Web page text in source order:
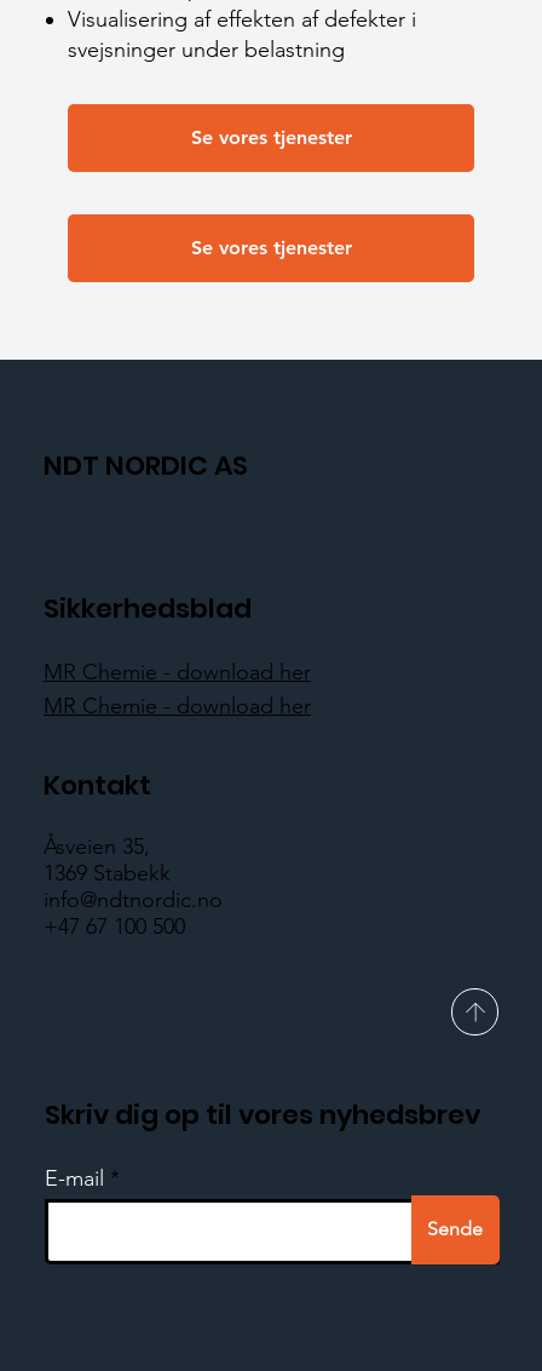
Visualisering af effekten af defekter i
svejsninger under belastning
Se vores tjenester
Se vores tjenester
NDT NORDIC AS
Sikkerhedsblad
MR Chemie - download her
MR Chemie - download her
Kontakt
Åsveien 35,
1369 Stabekk
info@ndtnordic.no
+47 67 100 500
Skriv dig op til vores nyhedsbrev
E-mail
Sende